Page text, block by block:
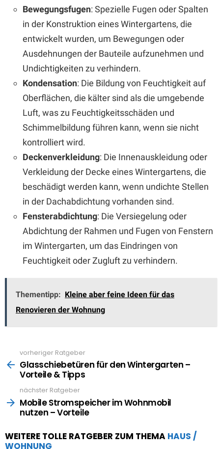
Bewegungsfugen: Spezielle Fugen oder Spalten
in der Konstruktion eines Wintergartens, die
entwickelt wurden, um Bewegungen oder
Ausdehnungen der Bauteile aufzunehmen und
Undichtigkeiten zu verhindern.
Kondensation: Die Bildung von Feuchtigkeit auf
Oberflächen, die kälter sind als die umgebende
Luft, was zu Feuchtigkeitsschäden und
Schimmelbildung führen kann, wenn sie nicht
kontrolliert wird.
Deckenverkleidung: Die Innenauskleidung oder
Verkleidung der Decke eines Wintergartens, die
beschädigt werden kann, wenn undichte Stellen
in der Dachabdichtung vorhanden sind.
Fensterabdichtung: Die Versiegelung oder
Abdichtung der Rahmen und Fugen von Fenstern
im Wintergarten, um das Eindringen von
Feuchtigkeit oder Zugluft zu verhindern.
Thementipp: Kleine aber feine Ideen für das
Renovieren der Wohnung
more
vorheriger Ratgeber
Glasschiebetüren für den Wintergarten –
Vorteile & Tipps
nächster Ratgeber
Mobile Stromspeicher im Wohnmobil
nutzen – Vorteile
WEITERE TOLLE RATGEBER ZUM THEMA HAUS /
WOHNUNG